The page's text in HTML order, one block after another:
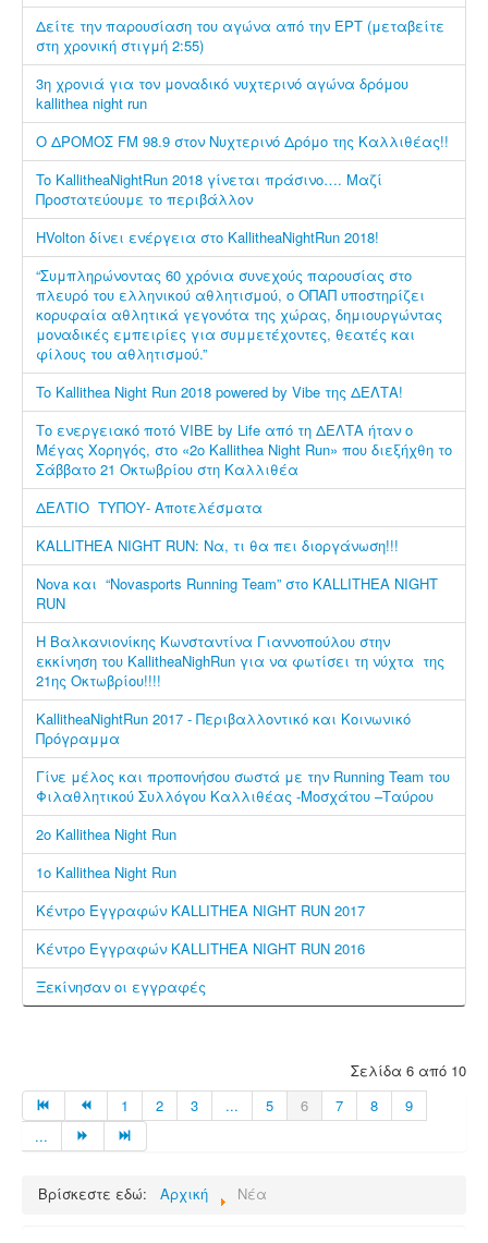
Δείτε την παρουσίαση του αγώνα από την ΕΡΤ (μεταβείτε
στη χρονική στιγμή 2:55)
3η χρονιά για τον μοναδικό νυχτερινό αγώνα δρόμου
kallithea night run
O ΔΡΟΜΟΣ FM 98.9 στον Νυχτερινό Δρόμο της Καλλιθέας!!
To KallitheaNightRun 2018 γίνεται πράσινο…. Μαζί
Προστατεύουμε το περιβάλλον
HVolton δίνει ενέργεια στο KallitheaNightRun 2018!
“Συμπληρώνοντας 60 χρόνια συνεχούς παρουσίας στο
πλευρό του ελληνικού αθλητισμού, ο ΟΠΑΠ υποστηρίζει
κορυφαία αθλητικά γεγονότα της χώρας, δημιουργώντας
μοναδικές εμπειρίες για συμμετέχοντες, θεατές και
φίλους του αθλητισμού.”
To Kallithea Night Run 2018 powered by Vibe της ΔΕΛΤΑ!
Το ενεργειακό ποτό VIBE by Life από τη ΔΕΛΤΑ ήταν ο
Μέγας Χορηγός, στο «2ο Κallithea Night Run» που διεξήχθη το
Σάββατο 21 Οκτωβρίου στη Καλλιθέα
ΔΕΛΤΙΟ ΤΥΠΟΥ- Αποτελέσματα
KALLITHEA NIGHT RUN: Να, τι θα πει διοργάνωση!!!
Nova και “Novasports Running Team” στο KALLITHEA NIGHT
RUN
Η Βαλκανιονίκης Κωνσταντίνα Γιαννοπούλου στην
εκκίνηση του KallitheaNighRun για να φωτίσει τη νύχτα της
21ης Οκτωβρίου!!!!
KallitheaNightRun 2017 - Περιβαλλοντικό και Κοινωνικό
Πρόγραμμα
Γίνε μέλος και προπoνήσου σωστά με την Running Team του
Φιλαθλητικού Συλλόγου Καλλιθέας -Μοσχάτου –Ταύρου
2ο Κallithea Night Run
1ο Κallithea Night Run
Κέντρο Εγγραφών KALLITHEA NIGHT RUN 2017
Κέντρο Εγγραφών KALLITHEA NIGHT RUN 2016
Ξεκίνησαν οι εγγραφές
Σελίδα 6 από 10
1
2 3 ... 5 6 7 8
9
...
Βρίσκεστε εδώ: Αρχική Νέα